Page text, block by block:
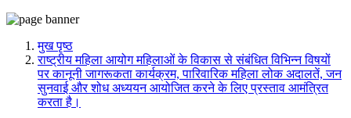
मुख पृष्ठ
राष्ट्रीय महिला आयोग महिलाओं के विकास से संबंधित विभिन्न विषयों
पर कानूनी जागरूकता कार्यक्रम, पारिवारिक महिला लोक अदालतें, जन
सुनवाई और शोध अध्ययन आयोजित करने के लिए प्रस्ताव आमंत्रित
करता है।